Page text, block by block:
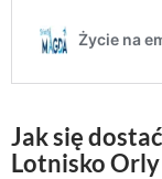
Jak się
Lotnisko Orly